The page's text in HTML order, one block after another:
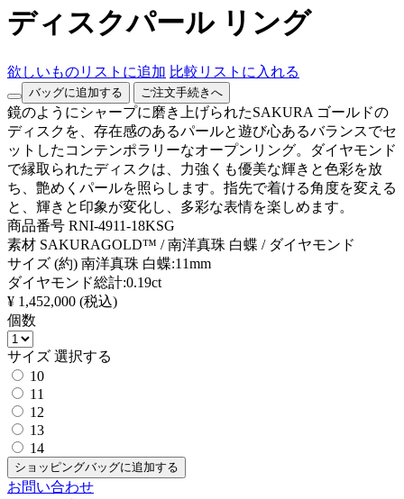
ディスクパール リング
欲しいものリストに追加 比較リストに入れる
バッグに追加する ご注文手続きへ
鏡のようにシャープに磨き上げられたSAKURA ゴールドの
ディスクを、存在感のあるパールと遊び心あるバランスでセ
ットしたコンテンポラリーなオープンリング。ダイヤモンド
で縁取られたディスクは、力強くも優美な輝きと色彩を放
ち、艶めくパールを照らします。指先で着ける角度を変える
と、輝きと印象が変化し、多彩な表情を楽しめます。
商品番号 RNI-4911-18KSG
素材 SAKURAGOLD™ / 南洋真珠 白蝶 / ダイヤモンド
サイズ (約) 南洋真珠 白蝶:11mm
ダイヤモンド総計:0.19ct
¥ 1,452,000 (税込)
個数
サイズ 選択する
10
11
12
13
14
ショッピングバッグに追加する
お問い合わせ